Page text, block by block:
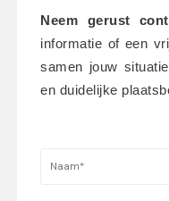
Neem gerust
informatie of een
samen jouw
en duidelijke